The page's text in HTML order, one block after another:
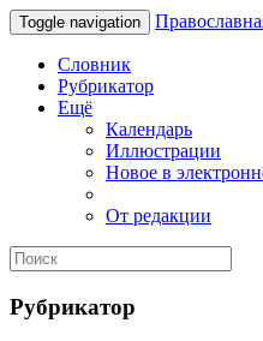
Toggle navigation
Словник
Рубрикатор
Ещё
Календарь
Иллюстрации
Новое в
От редакции
Рубрикатор